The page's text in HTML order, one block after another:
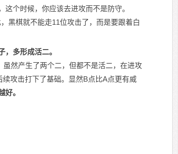
个时候，你应该去进攻而不是防守。
黑棋就不能走11位攻击了，而是要跟着白
多形成活二。
虽然产生了两个二，但都不是活二，在进攻
攻击打下了基础。显然B点比A点更有威
好。